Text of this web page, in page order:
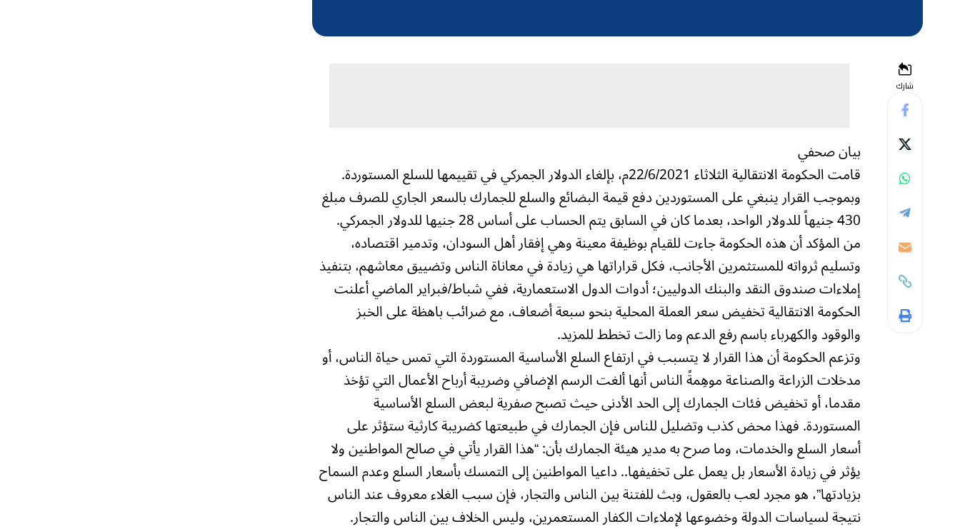
شارك
بيان صحفي
قامت الحكومة الانتقالية الثلاثاء 22/6/2021م، بإلغاء الدولار الجمركي في تقييمها للسلع المستوردة.
وبموجب القرار ينبغي على المستوردين دفع قيمة البضائع والسلع للجمارك بالسعر الجاري للصرف مبلغ
430 جنيهاً للدولار الواحد، بعدما كان في السابق يتم الحساب على أساس 28 جنيها للدولار الجمركي.
من المؤكد أن هذه الحكومة جاءت للقيام بوظيفة معينة وهي إفقار أهل السودان، وتدمير اقتصاده،
وتسليم ثرواته للمستثمرين الأجانب، فكل قراراتها هي زيادة في معاناة الناس وتضييق معاشهم، بتنفيذ
إملاءات صندوق النقد والبنك الدوليين؛ أدوات الدول الاستعمارية، ففي شباط/فبراير الماضي أعلنت
الحكومة الانتقالية تخفيض سعر العملة المحلية بنحو سبعة أضعاف، مع ضرائب باهظة على الخبز
والوقود والكهرباء باسم رفع الدعم وما زالت تخطط للمزيد.
وتزعم الحكومة أن هذا القرار لا يتسبب في ارتفاع السلع الأساسية المستوردة التي تمس حياة الناس، أو
مدخلات الزراعة والصناعة موهِمةً الناس أنها ألغت الرسم الإضافي وضريبة أرباح الأعمال التي تؤخذ
مقدما، أو تخفيض فئات الجمارك إلى الحد الأدنى حيث تصبح صفرية لبعض السلع الأساسية
المستوردة. فهذا محض كذب وتضليل للناس فإن الجمارك في طبيعتها كضريبة كارثية ستؤثر على
أسعار السلع والخدمات، وما صرح به مدير هيئة الجمارك بأن: “هذا القرار يأتي في صالح المواطنين ولا
يؤثر في زيادة الأسعار بل يعمل على تخفيفها.. داعيا المواطنين إلى التمسك بأسعار السلع وعدم السماح
بزيادتها”، هو مجرد لعب بالعقول، وبث للفتنة بين الناس والتجار، فإن سبب الغلاء معروف عند الناس
نتيجة لسياسات الدولة وخضوعها لإملاءات الكفار المستعمرين، وليس الخلاف بين الناس والتجار.